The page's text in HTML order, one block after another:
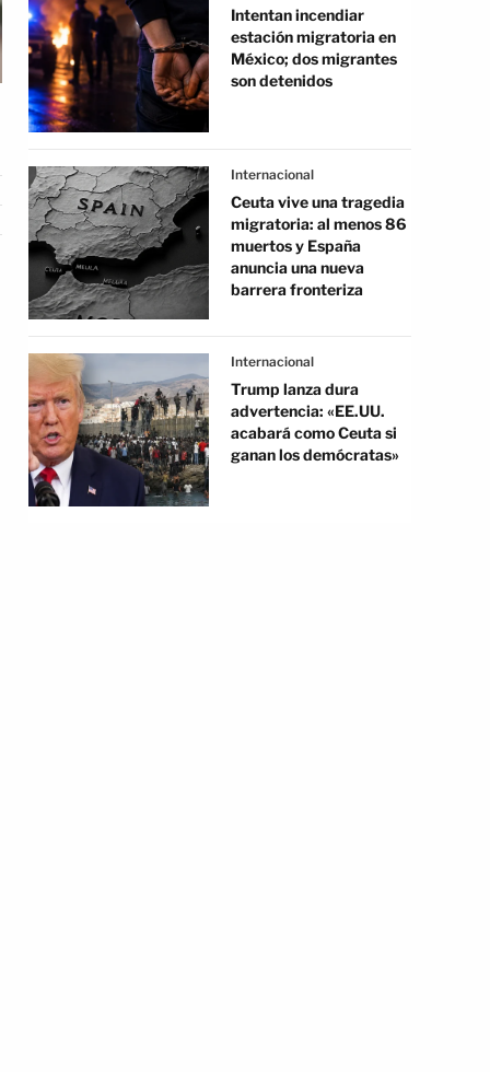
Intentan incendiar
estación migratoria en
México; dos migrantes
son detenidos
Internacional
Ceuta vive una tragedia
migratoria: al menos 86
muertos y España
anuncia una nueva
barrera fronteriza
Internacional
Trump lanza dura
advertencia: «EE.UU.
acabará como Ceuta si
ganan los demócratas»